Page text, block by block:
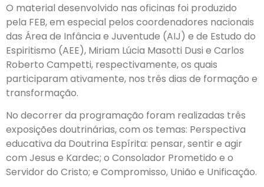
O material desenvolvido nas oficinas foi produzido
pela FEB, em especial pelos coordenadores nacionais
das Área de Infância e Juventude (AIJ) e de Estudo do
Espiritismo (AEE), Miriam Lúcia Masotti Dusi e Carlos
Roberto Campetti, respectivamente, os quais
participaram ativamente, nos três dias de formação e
transformação.
No decorrer da programação foram realizadas três
exposições doutrinárias, com os temas: Perspectiva
educativa da Doutrina Espírita: pensar, sentir e agir
com Jesus e Kardec; o Consolador Prometido e o
Servidor do Cristo; e Compromisso, União e Unificação.